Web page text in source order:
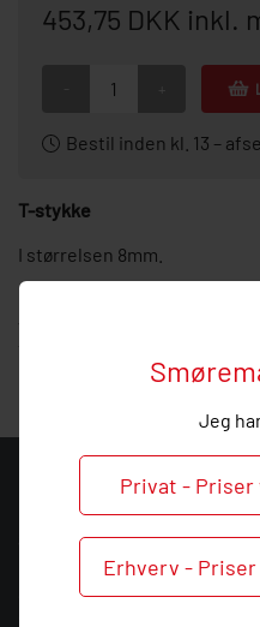
Jeg
Privat - Priser
Erhverv -
453,75 DKK inkl.
Bestil inden kl. 13 –
T-stykke
I størrelsen 8mm.
KONTAKT
Smøremanden A/S
CVR: 39683717
Søndergården 3